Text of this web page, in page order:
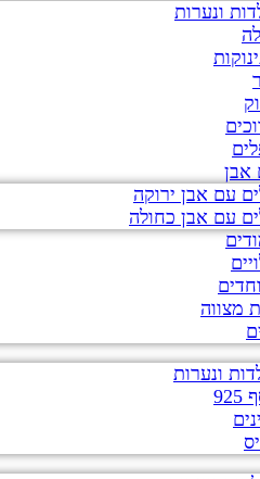
ונערות
אבן
עם אבן ירוקה
עם אבן כחולה
מצווה
ונערות